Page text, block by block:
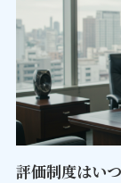
評価制度はい